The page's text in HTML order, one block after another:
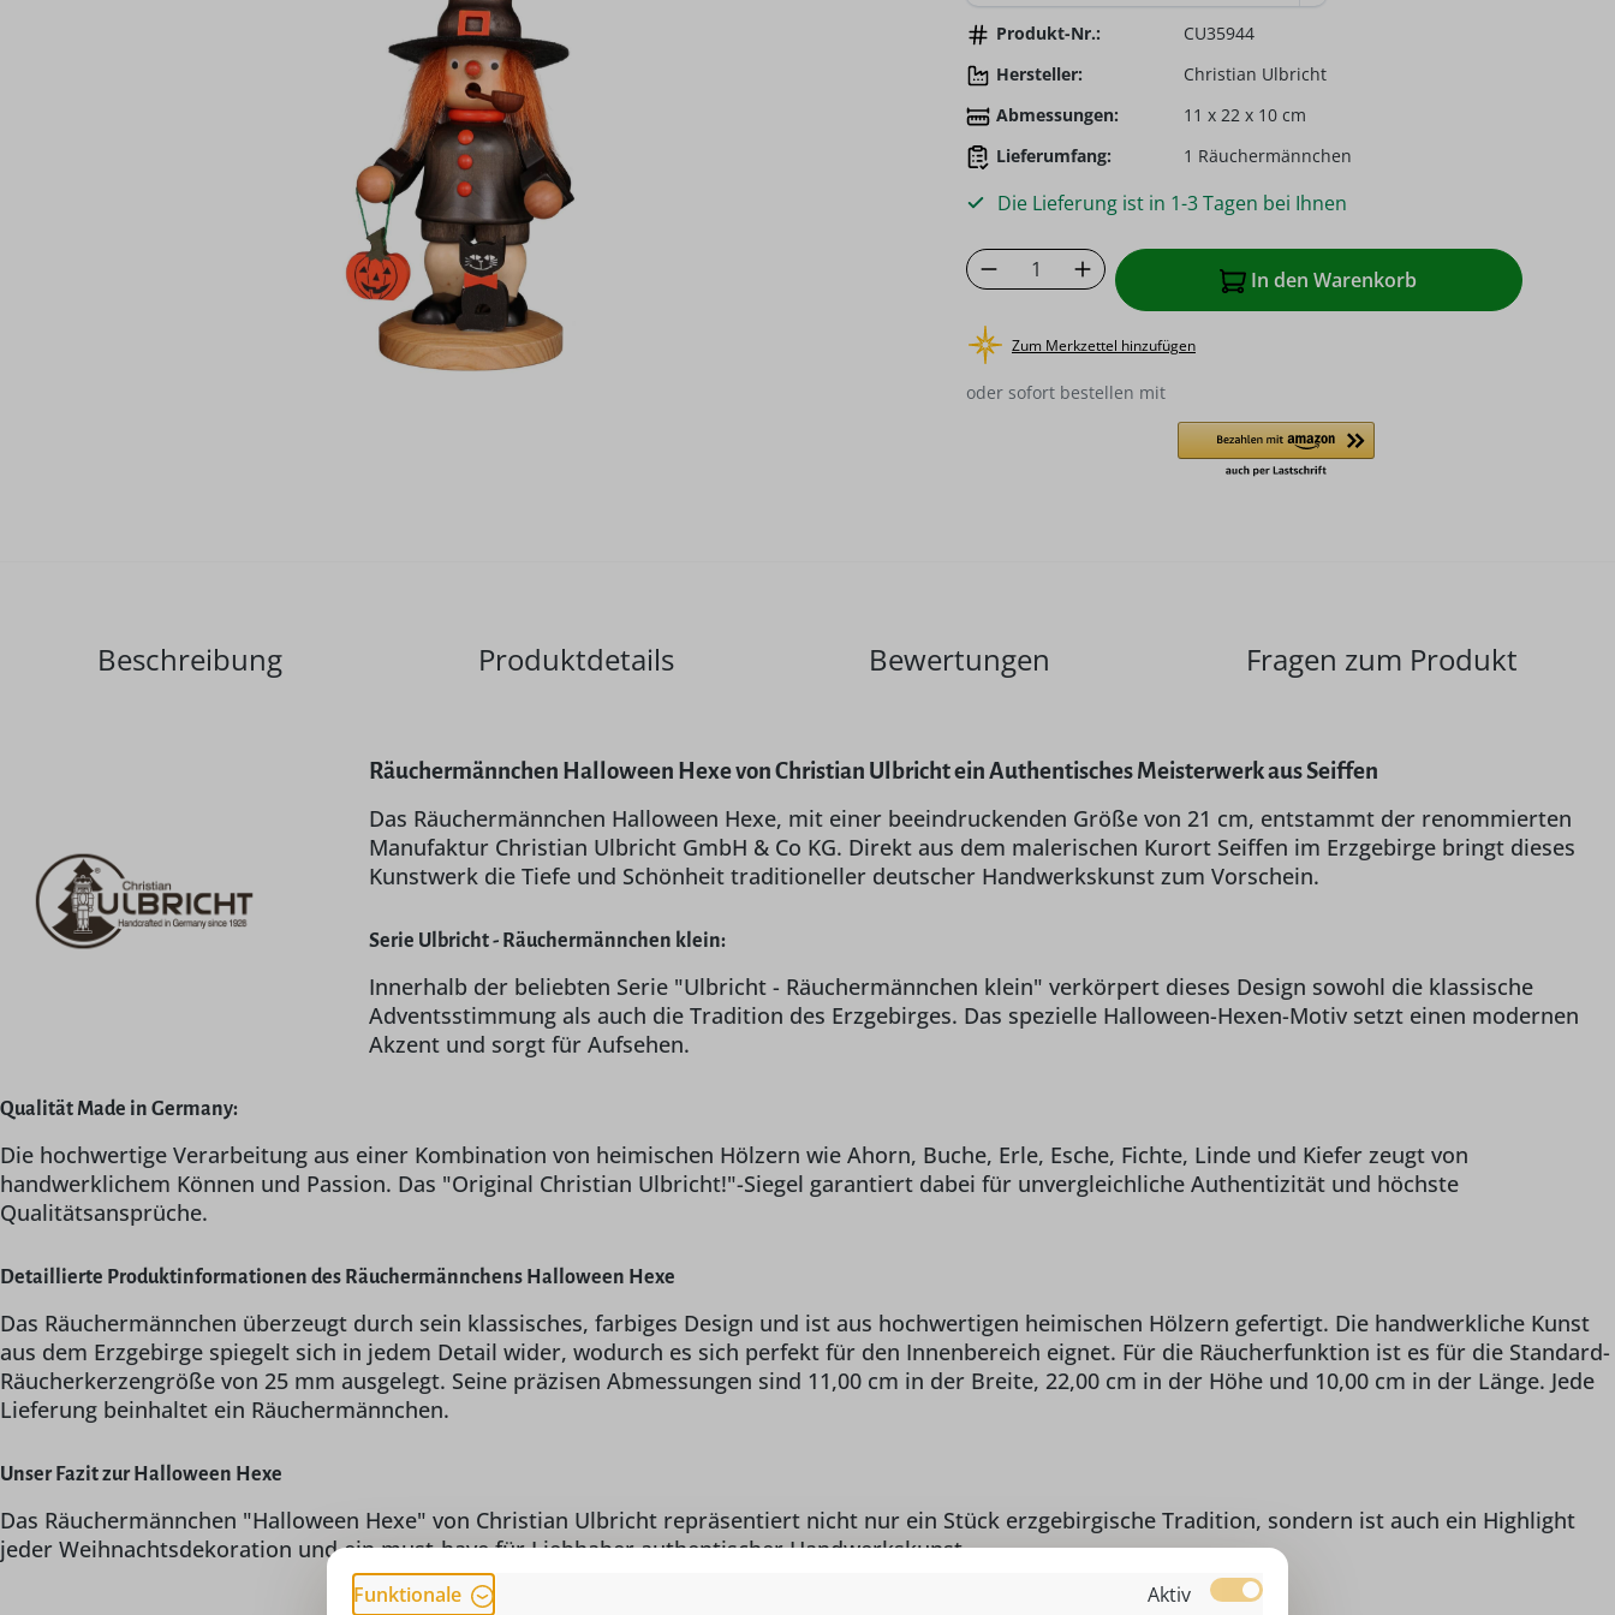
Produkt-Nr.:
CU35944
Hersteller:
Christian Ulbricht
Abmessungen:
11 x 22 x 10 cm
Lieferumfang:
1 Räuchermännchen
Die Lieferung ist in 1-3 Tagen bei Ihnen
Produkt Anzahl: Gib den gewünschten Wert
In den Warenkorb
Zum Merkzettel hinzufügen
oder sofort bestellen mit
Beschreibung Produktdetails Bewertungen Fragen zum Produkt
Räuchermännchen Halloween Hexe von Christian Ulbricht ein Authentisches Meisterwerk aus Seiffen
Das Räuchermännchen Halloween Hexe, mit einer beeindruckenden Größe von 21 cm, entstammt der renommierten
Manufaktur Christian Ulbricht GmbH & Co KG. Direkt aus dem malerischen Kurort Seiffen im Erzgebirge bringt dieses
Kunstwerk die Tiefe und Schönheit traditioneller deutscher Handwerkskunst zum Vorschein.
Serie Ulbricht - Räuchermännchen klein:
Innerhalb der beliebten Serie "Ulbricht - Räuchermännchen klein" verkörpert dieses Design sowohl die klassische
Adventsstimmung als auch die Tradition des Erzgebirges. Das spezielle Halloween-Hexen-Motiv setzt einen modernen
Akzent und sorgt für Aufsehen.
Qualität Made in Germany:
Die hochwertige Verarbeitung aus einer Kombination von heimischen Hölzern wie Ahorn, Buche, Erle, Esche, Fichte, Linde und Kiefer zeugt von
handwerklichem Können und Passion. Das "Original Christian Ulbricht!"-Siegel garantiert dabei für unvergleichliche Authentizität und höchste
Qualitätsansprüche.
Detaillierte Produktinformationen des Räuchermännchens Halloween Hexe
Das Räuchermännchen überzeugt durch sein klassisches, farbiges Design und ist aus hochwertigen heimischen Hölzern gefertigt. Die handwerkliche Kunst
aus dem Erzgebirge spiegelt sich in jedem Detail wider, wodurch es sich perfekt für den Innenbereich eignet. Für die Räucherfunktion ist es für die Standard-
Räucherkerzengröße von 25 mm ausgelegt. Seine präzisen Abmessungen sind 11,00 cm in der Breite, 22,00 cm in der Höhe und 10,00 cm in der Länge. Jede
Lieferung beinhaltet ein Räuchermännchen.
Unser Fazit zur Halloween Hexe
Das Räuchermännchen "Halloween Hexe" von Christian Ulbricht repräsentiert nicht nur ein Stück erzgebirgische Tradition, sondern ist auch ein Highlight
jeder Weihnachtsdekoration und ein must-have für Liebhaber authentischer Handwerkskunst.
Funktionale
Aktiv